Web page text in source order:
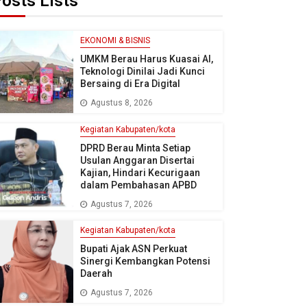
EKONOMI & BISNIS
UMKM Berau Harus Kuasai AI,
Teknologi Dinilai Jadi Kunci
Bersaing di Era Digital
Agustus 8, 2026
Kegiatan Kabupaten/kota
DPRD Berau Minta Setiap
Usulan Anggaran Disertai
Kajian, Hindari Kecurigaan
dalam Pembahasan APBD
Agustus 7, 2026
Kegiatan Kabupaten/kota
Bupati Ajak ASN Perkuat
Sinergi Kembangkan Potensi
Daerah
Agustus 7, 2026